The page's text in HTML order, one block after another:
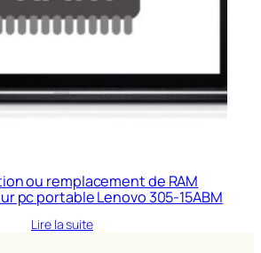
ou remplacement de RAM
pc portable Lenovo 305-15ABM
Lire la suite